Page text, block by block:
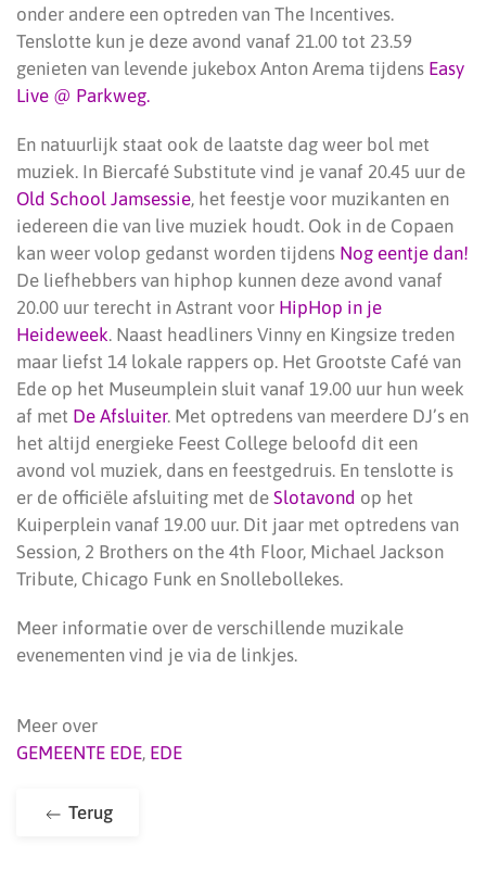
onder andere een optreden van The Incentives.
Tenslotte kun je deze avond vanaf 21.00 tot 23.59
genieten van levende jukebox Anton Arema tijdens Easy
Live @ Parkweg.
En natuurlijk staat ook de laatste dag weer bol met
muziek. In Biercafé Substitute vind je vanaf 20.45 uur de
Old School Jamsessie, het feestje voor muzikanten en
iedereen die van live muziek houdt. Ook in de Copaen
kan weer volop gedanst worden tijdens Nog eentje dan!
De liefhebbers van hiphop kunnen deze avond vanaf
20.00 uur terecht in Astrant voor HipHop in je
Heideweek. Naast headliners Vinny en Kingsize treden
maar liefst 14 lokale rappers op. Het Grootste Café van
Ede op het Museumplein sluit vanaf 19.00 uur hun week
af met De Afsluiter. Met optredens van meerdere DJ’s en
het altijd energieke Feest College beloofd dit een
avond vol muziek, dans en feestgedruis. En tenslotte is
er de officiële afsluiting met de Slotavond op het
Kuiperplein vanaf 19.00 uur. Dit jaar met optredens van
Session, 2 Brothers on the 4th Floor, Michael Jackson
Tribute, Chicago Funk en Snollebollekes.
Meer informatie over de verschillende muzikale
evenementen vind je via de linkjes.
Meer over
GEMEENTE EDE, EDE
Terug